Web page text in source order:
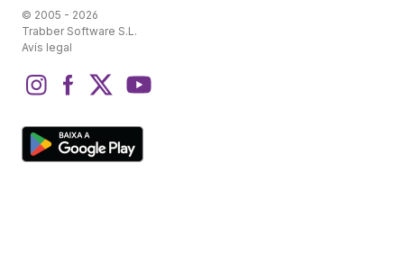
© 2005 - 2026
Trabber Software S.L.
Avís legal